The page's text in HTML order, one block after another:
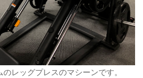
レッグプレスのマシーンです。